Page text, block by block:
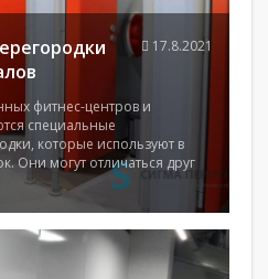
фитнес-центров и
специальные
которые используют в
Они могут отличаться друг
17.8.2021